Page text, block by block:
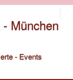
München
- Events